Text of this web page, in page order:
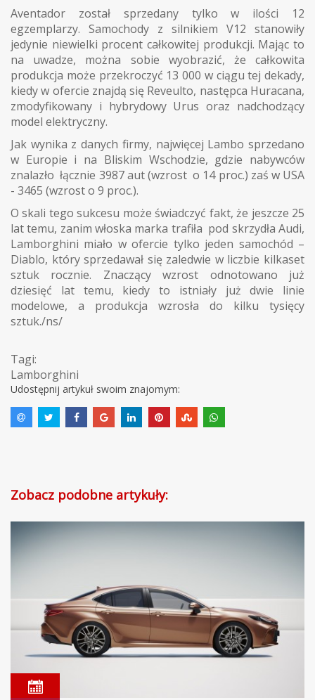
Aventador został sprzedany tylko w ilości 12
egzemplarzy. Samochody z silnikiem V12 stanowiły
jedynie niewielki procent całkowitej produkcji. Mając to
na uwadze, można sobie wyobrazić, że całkowita
produkcja może przekroczyć 13 000 w ciągu tej dekady,
kiedy w ofercie znajdą się Reveulto, następca Huracana,
zmodyfikowany i hybrydowy Urus oraz nadchodzący
model elektryczny.
Jak wynika z danych firmy, najwięcej Lambo sprzedano
w Europie i na Bliskim Wschodzie, gdzie nabywców
znalazło łącznie 3987 aut (wzrost o 14 proc.) zaś w USA
- 3465 (wzrost o 9 proc.).
O skali tego sukcesu może świadczyć fakt, że jeszcze 25
lat temu, zanim włoska marka trafiła pod skrzydła Audi,
Lamborghini miało w ofercie tylko jeden samochód –
Diablo, który sprzedawał się zaledwie w liczbie kilkaset
sztuk rocznie. Znaczący wzrost odnotowano już
dziesięć lat temu, kiedy to istniały już dwie linie
modelowe, a produkcja wzrosła do kilku tysięcy
sztuk./ns/
Tagi:
Lamborghini
Udostępnij artykuł swoim znajomym:
Zobacz podobne artykuły: